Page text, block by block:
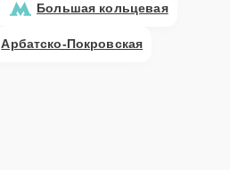
Большая кольцевая
Арбатско-Покровская